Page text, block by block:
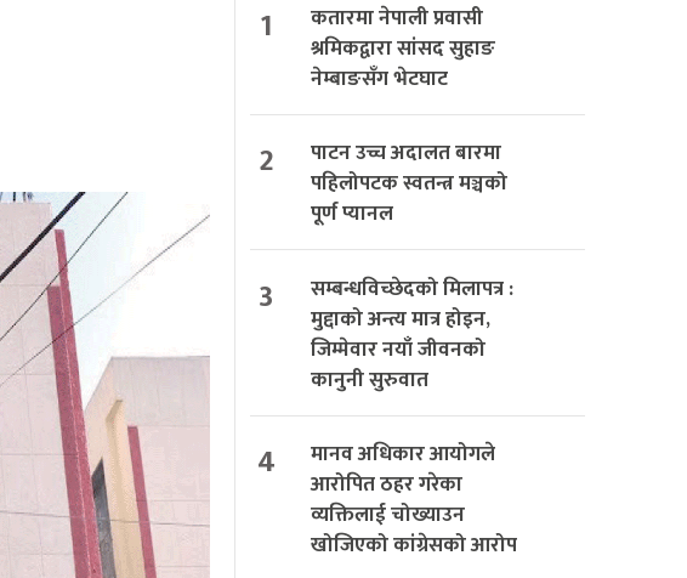
1
कतारमा नेपाली प्रवासी
श्रमिकद्वारा सांसद सुहाङ
नेम्बाङसँग भेटघाट
2
पाटन उच्च अदालत बारमा
पहिलोपटक स्वतन्त्र मञ्चको
पूर्ण प्यानल
3
सम्बन्धविच्छेदको मिलापत्र :
मुद्दाको अन्त्य मात्र होइन,
जिम्मेवार नयाँ जीवनको
कानुनी सुरुवात
4
मानव अधिकार आयोगले
आरोपित ठहर गरेका
व्यक्तिलाई चोख्याउन
खोजिएको कांग्रेसको आरोप